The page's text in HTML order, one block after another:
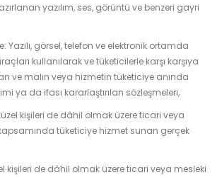
yazılım, ses, görüntü ve benzeri gayri
Yazılı, görsel, telefon ve elektronik ortamda
kullanılarak ve tüketicilerle karşı karşıya
ve malın veya hizmetin tüketiciye anında
ya da ifası kararlaştırılan sözleşmeleri,
kişileri de dâhil olmak üzere ticari veya
tüketiciye hizmet sunan gerçek
kişileri de dâhil olmak üzere ticari veya mesleki